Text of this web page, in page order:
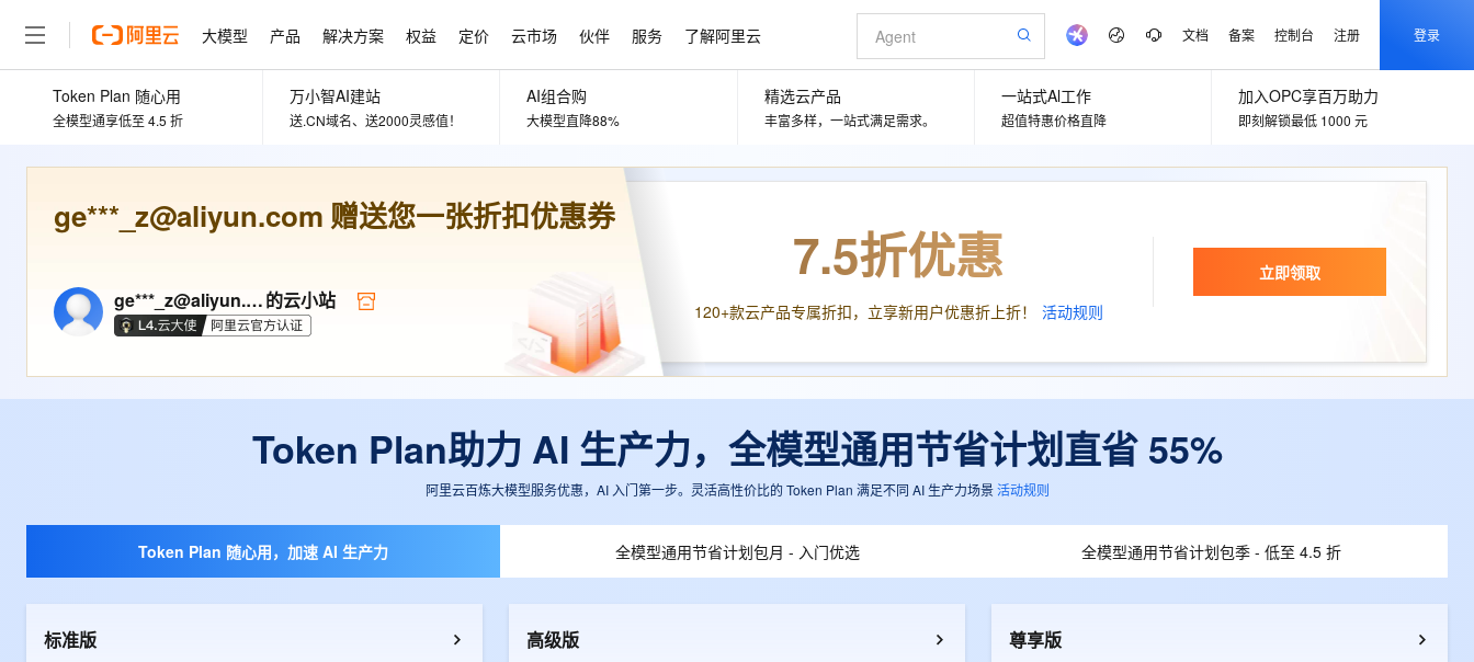
大模型 产品 解决方案 权益 定价 云市场 伙伴 服务 了解阿里云 文档 备案 控制台 注册 登录
Token Plan 随心用
全模型通享低至 4.5 折
万小智AI建站
送.CN域名、送2000灵感值！
AI组合购
大模型直降88%
精选云产品
丰富多样，一站式满足需求。
一站式Al工作
超值特惠价格直降
加入OPC享百万助力
即刻解锁最低 1000 元
ge***_z@aliyun.com 赠送您一张折扣优惠券
ge***_z@aliyun.com的云小站
7.5折优惠
120+款云产品专属折扣，立享新用户优惠折上折！ 活动规则
立即领取
Token Plan助力 AI 生产力，全模型通用节省计划直省 55%
阿里云百炼大模型服务优惠，AI 入门第一步。灵活高性价比的 Token Plan 满足不同 AI 生产力场景 活动规则
Token Plan 随心用，加速 AI 生产力 全模型通用节省计划包月 - 入门优选 全模型通用节省计划包季 - 低至 4.5 折
标准版 高级版 尊享版
大模型
千问官方 MaaS 平台，为开发者和 Agent 而生，新用户赠送 1 亿 + tokens 额度 为企业打造的大模型服务与应用开发平台
文本生成
能看、能想、能动手的多模态智能体模型
视觉 Coding、空间感知、多模态思考等全面升级
Kimi-K3
Kimi 最新旗舰模型，长程编程与推理利器
旗舰 MoE 大模型，百万上下文与顶尖推理能力
GLM-5.2
1M上下文，专为长程任务能力而生
让文字生成流畅细腻的高质量视频
图生视频，流畅自然，细节丰富
语音识别与合成
离线语音合成大模型，多语言方言自适应，低延迟高稳定
大模型服务
千问AI平台-Token Plan
AI 应用构建 大模型原生应用
产品
人工智能与机器学习
计算
容器
数据库
大数据计算
精选产品
大模型服务平台百炼 大模型
轻量应用服务器
云数据库 RDS
全托管，含MySQL、PostgreSQL、SQL Server、MariaDB多引擎
人工智能平台 PAI 大模型
一站式AI开发、训练和推理服务
云解析DNS
覆盖公网/内网、递归/权威、移动APP等全场景解析服务
云防火墙
域名与网站
提供智能易用的域名与建站服务
千问大模型
多元化、高性能、安全可靠的大模型服务
数字证书管理服务（原SSL证书）
实现全站HTTPS，呈现可信的WEB访问
Qoder
面向真实软件的智能体编程平台
Qoder CN
基于千问大模型等，支持代码智能生成、研发智能问答
云服务器 ECS
对象存储 OSS
无影云电脑
短信服务
国内短信简单易用，安全可靠，秒级触达，全球覆盖200+国家和地区。
云原生数据库 PolarDB
产品动态
Qwen3.8-Max 模型上线
持视频检索 Pipeline 功能
MaxCompute MaxFrame 提
供自动弹性内存功能
云原生数据库 PolarDB
Agentic Database 发布
解决方案
AI
互联网应用开发
大数据
上云与迁云
企业出海
精选解决方案
睿译宝，AI翻译排版一步到位 NEW
GLM-5.2：长任务时代开源旗舰模型
Hermes Agent，打造自进化智能体
自主进化，持久记忆，越用越聪明
快速拥有专属 OpenClaw
让AI从“聊天伙伴”进化为能干活的“数字员工”
Qwen Audio：打造专属 AI 语音助手 NEW
即刻拥有 DeepSeek-V4-Pro
轻松解锁专属 DeepSeek-V4-Pro
5 分钟轻松部署专属 QwenPaw HOT
Claude Code + GStack 打造工程团队
安装技能 GStack，拥有专属 AI 工程团队
一句话生成原生可编辑精美 PPT 文稿
一键部署幻兽帕鲁游戏服务器
一键购买专属联机服务器，轻松开启游戏
高效搭建 AI 智能体与工作流应用
低代码高效构建企业门户网站
以可视化方式快速构建移动和 PC 门户网站
Agency Agents：拥有专属领域专家
10 分钟搭建微信、支付宝小程序
高效部署网站，快速应用到小程序
权益 普惠上云
普惠上云 官方力荐
官方推荐返现计划
云工开物
高校专属算力普惠，学生认证享300元代金券
免费试用
解决方案免费试用 新老同享
最高领取价值200元试用点，立即开启云上创新
140+云产品 免费试用
大模型ACA认证体验
AI 特惠
智启 AI 普惠权益
至高享 1亿+免费 tokens，加速 Al 应用落地
阿里云 OPC 创新助力计划
至高百万元 Token 补贴，加速一人公司成长
Token Plan 模型订阅计划 NEW
Qwen3.8-Max 首发尝鲜，限时加量 10 倍，夜间低至2折
千问办公，限时限量积分加倍 NEW
你的AI工作搭子，覆盖日常办公高频场景
万小智 AI 建站低至 15元/月
送.CN域名，送备案服务码
AI 场景体验
AI Coding
AI 电商营销
从图文生成到视频创作，一键激活电商全链路生产力
AI 广告创作
AI 建站
0 代码专业建站，无忧落地极速上线
AI 短剧/漫剧
AI助力短剧漫剧创作，剧本、分镜、视频高效生成
智能客服
自动承接线索、识别商机，让客服更高效、服务更出色。
AI 生产力先锋
所见，即是所愿
创新加速
上云场景组合购
覆盖90%+业务场景，专享组合折扣价
AI 用量加速计划
新老同享，达量后返
定价 产品定价
云上成本管理
价格计算器
价格优势
配置报价器
至高可申请百万元
云市场 精选商城
网站建设
多端小程序
友盟天域
蓝凌 OA
电子合同
Tableau 订阅
AI空中课堂在线直播课堂（旗舰版）
数据与 API
数据集
手机三要素
身份实名认证
OCR 文字识别
发票查验
天气预报查询
快递物流查询
ERP
基础软件
Windows
CentOS
JAVA
全能环境
操作系统
WordPress
Ubuntu
Red Hat
专业服务
域名
备案
代维服务
堡垒机
伙伴 成为销售伙伴
分销伙伴
咨询伙伴
无影生态合作计划
Consulting Partner 合作计划
成为产品伙伴
产品生态集成认证中心
产品生态伙伴
产品生态伙伴工作台
产品伙伴合作计划
阿里云MaaS产品伙伴计划（繁花）
云存储合作计划
云网络合作计划
Salesforce On Alibaba Cloud ISV 合作
成为服务伙伴
服务生态伙伴
服务伙伴合作计划
Al MaaS 服务伙伴赋能合作
登录合作伙伴管理后台
服务 售前咨询
在线服务
售后服务
在线服务
短信专区
企业增值服务
企业支持计划
专家技术服务
企业增值服务台
企业成长
服务实践
创新中心
阿里云认证
大模型认证
训练营
信息公告
健康状态
开发者社区
博文
电子书
我要建议
我要投诉
了解阿里云 为什么选择阿里云
什么是云计算
技术领先
安全合规
入门学习赛
最佳实践
云上春晚
云上奥运之旅
云栖战略参考
云上的中国
看见新力量
金融模力时刻
客户案例
市场活动
2026 阿里云峰会
云栖大会
魔搭 ModelScope
高校合作
云工开物
加入我们
Careers
校园招聘